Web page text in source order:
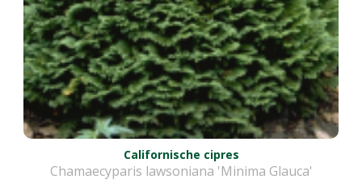
Californische cipres
Chamaecyparis lawsoniana 'Minima Glauca'